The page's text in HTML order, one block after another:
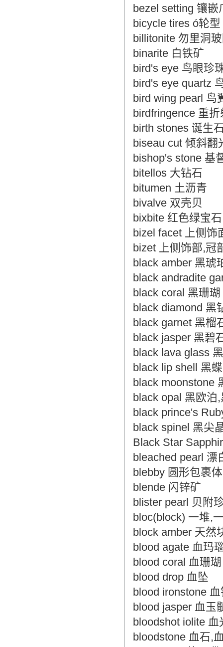
bezel setting 镶嵌
bicycle tires ó轮型
billitonite 勿里洞
binarite 白铁矿
bird's eye 鸟眼珍
bird's eye quartz
bird wing pearl 鸟
birdfringence 重
birth stones 诞生
biseau cut 倾斜翻
bishop's stone 基
bitellos 大钻石
bitumen 土沥青
bivalve 双壳贝
bixbite 红色绿宝
bizel facet 上侧饰
bizet 上侧饰部,冠
black amber 黑琥
black andradite
black coral 黑珊瑚
black diamond 黑
black garnet 黑榴
black jasper 黑碧
black lava glass
black lip shell 黑
black moonstone
black opal 黑欧泊
black prince's
black spinel 黑尖
Black Star
bleached pearl 漂
blebby 圆形包裹
blende 闪锌矿
blister pearl 贝附
bloc(block) 一堆,
block amber 天然
blood agate 血玛
blood coral 血珊瑚
blood drop 血坠
blood ironstone
blood jasper 血玉
bloodshot iolite 血
bloodstone 血石,